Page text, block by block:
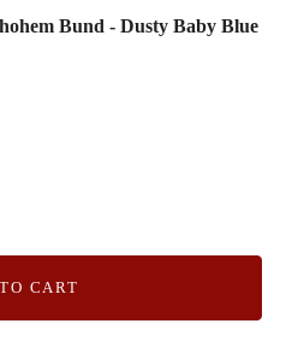
Bund - Dusty Baby Blue
CART